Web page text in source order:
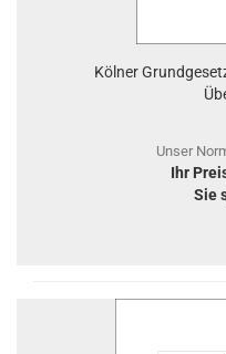
Kölner
Unser
Ihr
Sie